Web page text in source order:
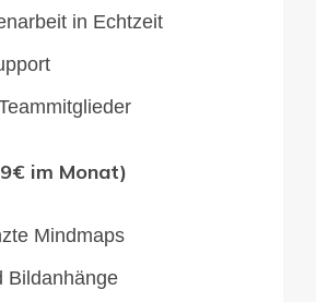
in Echtzeit
im Monat)
Mindmaps
Bildanhänge